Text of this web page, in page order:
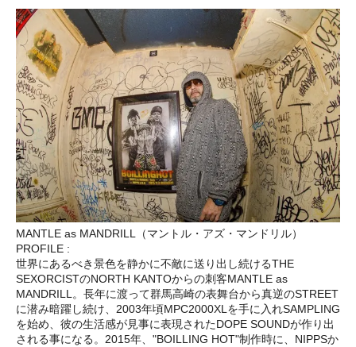
MANTLE as MANDRILL（マントル・アズ・マンドリル）
PROFILE :
世界にあるべき景色を静かに不敵に送り出し続けるTHE
SEXORCISTのNORTH KANTOからの刺客MANTLE as
MANDRILL。長年に渡って群馬高崎の表舞台から真逆のSTREET
に潜み暗躍し続け、2003年頃MPC2000XLを手に入れSAMPLING
を始め、彼の生活感が見事に表現されたDOPE SOUNDが作り出
される事になる。2015年、"BOILLING HOT"制作時に、NIPPSか